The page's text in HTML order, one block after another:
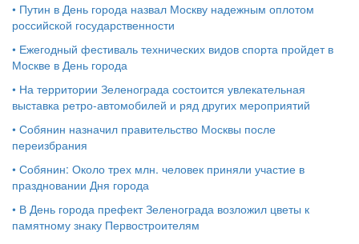
• Путин в День города назвал Москву надежным оплотом
российской государственности
• Ежегодный фестиваль технических видов спорта пройдет в
Москве в День города
• На территории Зеленограда состоится увлекательная
выставка ретро-автомобилей и ряд других мероприятий
• Собянин назначил правительство Москвы после
переизбрания
• Собянин: Около трех млн. человек приняли участие в
праздновании Дня города
• В День города префект Зеленограда возложил цветы к
памятному знаку Первостроителям